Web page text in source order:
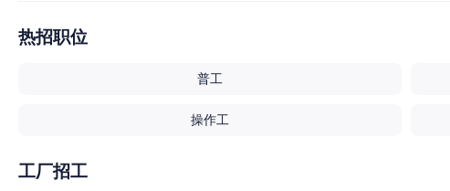
热招职位
普工
操作工
工厂招工